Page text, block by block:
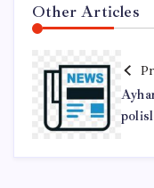
Other Articles